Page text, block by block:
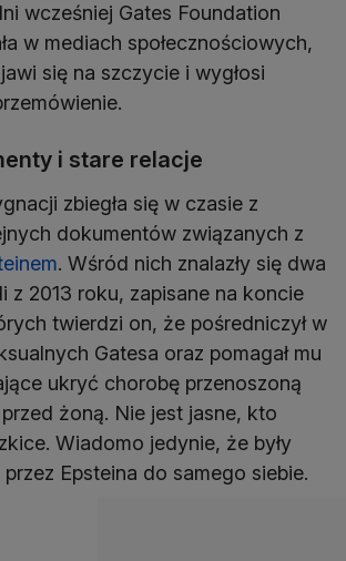
wcześniej Gates Foundation
w mediach społecznościowych,
się na szczycie i wygłosi
i stare relacje
zbiegła się w czasie z
dokumentów związanych z
. Wśród nich znalazły się dwa
z 2013 roku, zapisane na koncie
twierdzi on, że pośredniczył w
Gatesa oraz pomagał mu
ukryć chorobę przenoszoną
żoną. Nie jest jasne, kto
Wiadomo jedynie, że były
Epsteina do samego siebie.